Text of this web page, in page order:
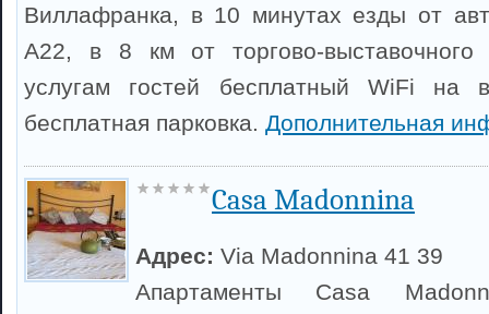
Виллафранка, в 10 минутах езды от
A22, в 8 км от торгово-
услугам гостей бесплатный WiFi на
бесплатная парковка. Дополнительная
Casa Madonnina
Адрес: Via Madonnina 41 39
Апартаменты Casa